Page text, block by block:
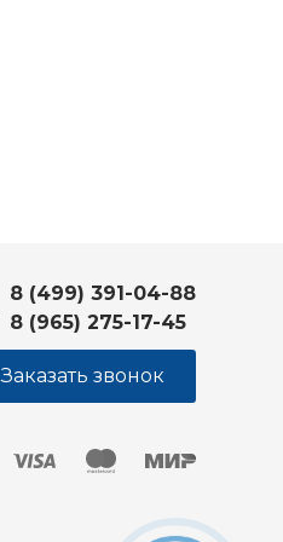
8 (499) 391-04-88
8 (965) 275-17-45
Заказать звонок